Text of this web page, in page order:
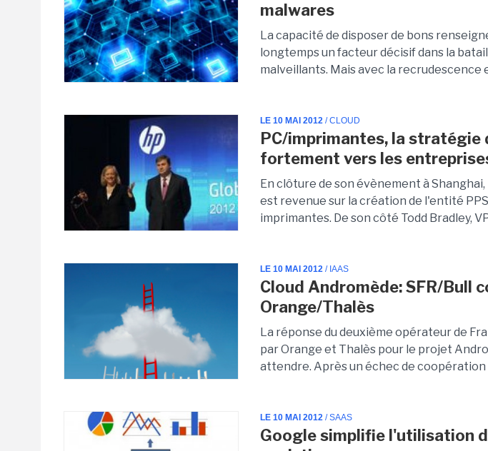
malwares
La capacité de disposer de bons
longtemps un facteur décisif dans la
malveillants. Mais avec la recrudescence
LE 10 MAI 2012 / CLOUD
PC/imprimantes, la stratégie
fortement vers les
En clôture de son évènement à Shanghai,
est revenue sur la création de l'entité
imprimantes. De son côté Todd Bradley,
LE 10 MAI 2012 / IAAS
Cloud Andromède: SFR/Bull
Orange/Thalès
La réponse du deuxième opérateur de
par Orange et Thalès pour le projet
attendre. Après un échec de coopération
LE 10 MAI 2012 / SAAS
Google simplifie l'utilisation